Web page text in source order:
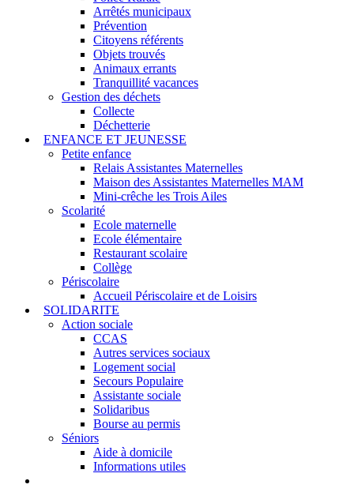
Arrêtés municipaux
Prévention
Citoyens référents
Objets trouvés
Animaux errants
Tranquillité vacances
Gestion des déchets
Collecte
Déchetterie
ENFANCE ET JEUNESSE
Petite enfance
Relais Assistantes Maternelles
Maison des Assistantes Maternelles MAM
Mini-crêche les Trois Ailes
Scolarité
Ecole maternelle
Ecole élémentaire
Restaurant scolaire
Collège
Périscolaire
Accueil Périscolaire et de Loisirs
SOLIDARITE
Action sociale
CCAS
Autres services sociaux
Logement social
Secours Populaire
Assistante sociale
Solidaribus
Bourse au permis
Séniors
Aide à domicile
Informations utiles